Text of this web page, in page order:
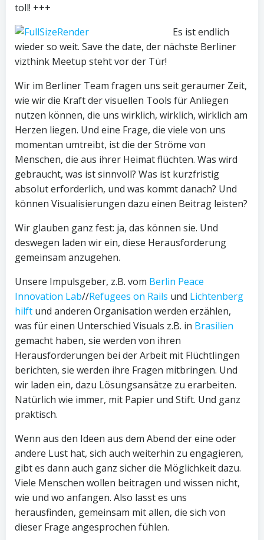
toll! +++
Es ist endlich
wieder so weit. Save the date, der nächste Berliner
vizthink Meetup steht vor der Tür!
Wir im Berliner Team fragen uns seit geraumer Zeit,
wie wir die Kraft der visuellen Tools für Anliegen
nutzen können, die uns wirklich, wirklich, wirklich am
Herzen liegen. Und eine Frage, die viele von uns
momentan umtreibt, ist die der Ströme von
Menschen, die aus ihrer Heimat flüchten. Was wird
gebraucht, was ist sinnvoll? Was ist kurzfristig
absolut erforderlich, und was kommt danach? Und
können Visualisierungen dazu einen Beitrag leisten?
Wir glauben ganz fest: ja, das können sie. Und
deswegen laden wir ein, diese Herausforderung
gemeinsam anzugehen.
Unsere Impulsgeber, z.B. vom Berlin Peace
Innovation Lab//Refugees on Rails und Lichtenberg
hilft und anderen Organisation werden erzählen,
was für einen Unterschied Visuals z.B. in Brasilien
gemacht haben, sie werden von ihren
Herausforderungen bei der Arbeit mit Flüchtlingen
berichten, sie werden ihre Fragen mitbringen. Und
wir laden ein, dazu Lösungsansätze zu erarbeiten.
Natürlich wie immer, mit Papier und Stift. Und ganz
praktisch.
Wenn aus den Ideen aus dem Abend der eine oder
andere Lust hat, sich auch weiterhin zu engagieren,
gibt es dann auch ganz sicher die Möglichkeit dazu.
Viele Menschen wollen beitragen und wissen nicht,
wie und wo anfangen. Also lasst es uns
herausfinden, gemeinsam mit allen, die sich von
dieser Frage angesprochen fühlen.